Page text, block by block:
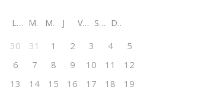
L M M J V S D
30 31 1 2 3 4
5
6
7 8 9 10 11
12
13
14 15 16 17 18
19